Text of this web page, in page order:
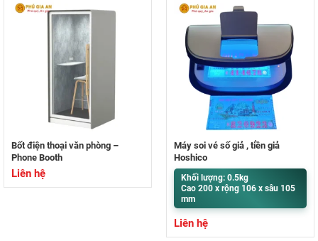
Bốt điện thoại văn phòng –
Phone Booth
Liên hệ
Máy soi vé số giả , tiền giả
Hoshico
Khối lượng: 0.5kg
Cao 200 x rộng 106 x sâu 105
mm
Liên hệ